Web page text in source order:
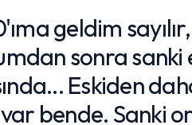
geldim
sonra sanki
Eskiden
bende. Sanki